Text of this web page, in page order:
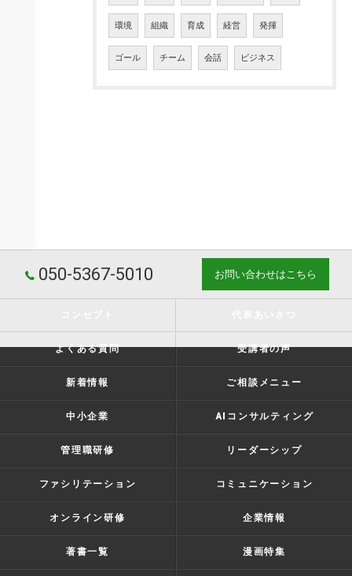
環境 組織 育成 経営 発揮
ゴール チーム 会話 ビジネス
050-5367-5010 お問い合わせはこちら
よくある質問 受講者の声
新着情報 ご相談メニュー
中小企業 AIコンサルティング
管理職研修 リーダーシップ
ファシリテーション コミュニケーション
オンライン研修 企業情報
著書一覧 漫画特集